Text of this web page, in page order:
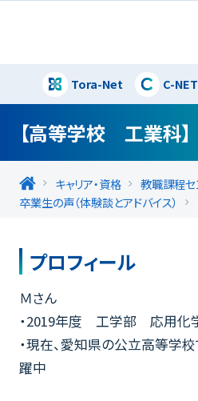
Tora-Net C-NET
【高等学校 工業科
キャリア・資格
教職課程セ
卒業生の声（体験談とアドバイス）
プロフィール
Ｍさん
・2019年度 工学部 応用
・現在、愛知県の公立高等学
躍中